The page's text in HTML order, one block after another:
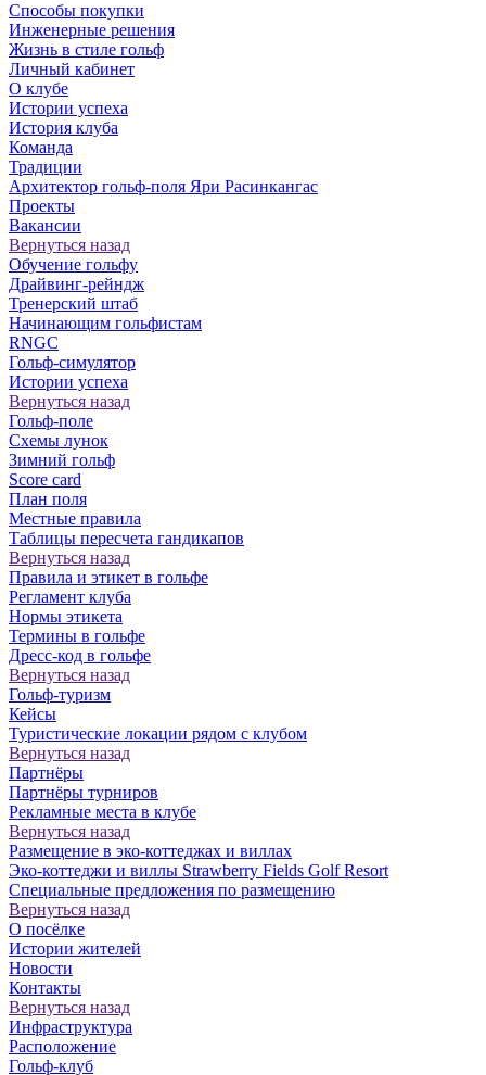
Способы покупки
Инженерные решения
Жизнь в стиле гольф
Личный кабинет
О клубе
Истории успеха
История клуба
Команда
Традиции
Архитектор гольф-поля Яри Расинкангас
Проекты
Вакансии
Вернуться назад
Обучение гольфу
Драйвинг-рейндж
Тренерский штаб
Начинающим гольфистам
RNGC
Гольф-симулятор
Истории успеха
Вернуться назад
Гольф-поле
Схемы лунок
Зимний гольф
Score card
План поля
Местные правила
Таблицы пересчета гандикапов
Вернуться назад
Правила и этикет в гольфе
Регламент клуба
Нормы этикета
Термины в гольфе
Дресс-код в гольфе
Вернуться назад
Гольф-туризм
Кейсы
Туристические локации рядом с клубом
Вернуться назад
Партнёры
Партнёры турниров
Рекламные места в клубе
Вернуться назад
Размещение в эко-коттеджах и виллах
Эко-коттеджи и виллы Strawberry Fields Golf Resort
Специальные предложения по размещению
Вернуться назад
О посёлке
Истории жителей
Новости
Контакты
Вернуться назад
Инфраструктура
Расположение
Гольф-клуб